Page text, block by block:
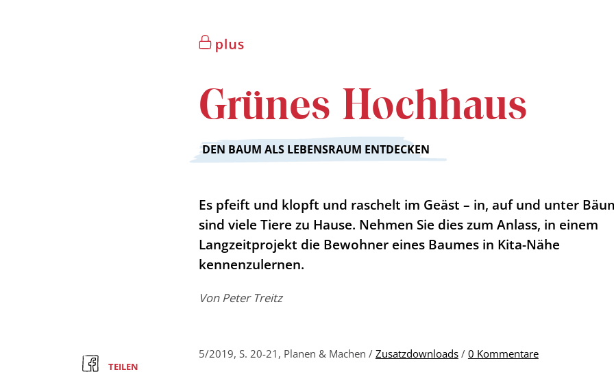
Grünes Hochhaus
:
DEN BAUM ALS LEBENSRAUM ENTDECKEN
Es pfeift und klopft und raschelt im Geäst – in, auf und unter
sind viele Tiere zu Hause. Nehmen Sie dies zum Anlass, in einem
Langzeitprojekt die Bewohner eines Baumes in Kita-Nähe
kennenzulernen.
VonPeter Treitz
5/2019, S. 20-21, Planen & Machen / Zusatzdownloads/ 0 Kommentare
TEILEN